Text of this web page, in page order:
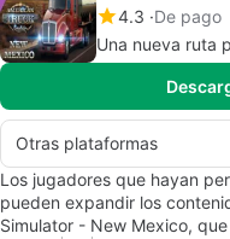
4.3 De pago
Una nueva ruta
Otras plataformas
Los jugadores que hayan
pueden expandir los
Simulator - New Mexico,